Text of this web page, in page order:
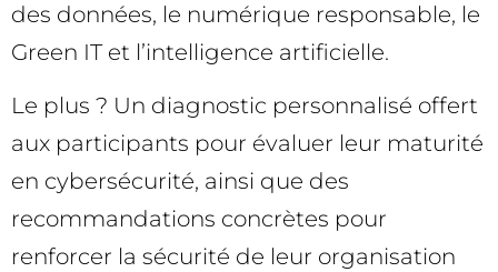
des données, le numérique responsable, le
Green IT et l’intelligence artificielle.
Le plus ? Un diagnostic personnalisé offert
aux participants pour évaluer leur maturité
en cybersécurité, ainsi que des
recommandations concrètes pour
renforcer la sécurité de leur organisation